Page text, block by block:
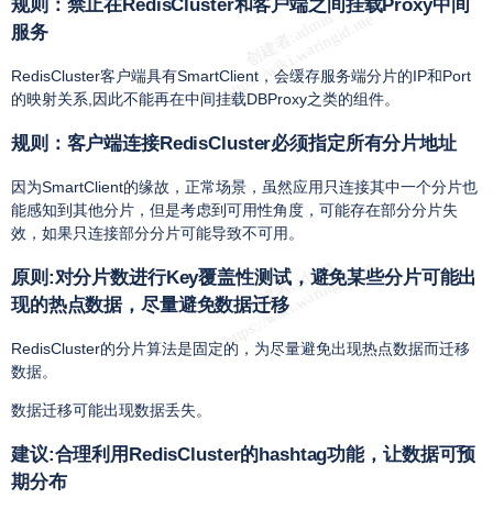
规则：禁止在RedisCluster和客户端之间挂载Proxy中间
服务
RedisCluster客户端具有SmartClient，会缓存服务端分片的IP和Port
的映射关系,因此不能再在中间挂载DBProxy之类的组件。
规则：客户端连接RedisCluster必须指定所有分片地址
因为SmartClient的缘故，正常场景，虽然应用只连接其中一个分片也
能感知到其他分片，但是考虑到可用性角度，可能存在部分分片失
效，如果只连接部分分片可能导致不可用。
原则:对分片数进行Key覆盖性测试，避免某些分片可能出
现的热点数据，尽量避免数据迁移
RedisCluster的分片算法是固定的，为尽量避免出现热点数据而迁移
数据。
数据迁移可能出现数据丢失。
建议:合理利用RedisCluster的hashtag功能，让数据可预
期分布